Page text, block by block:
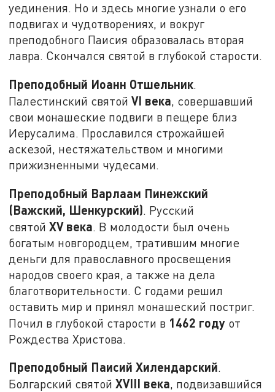
уединения. Но и здесь многие узнали о его
подвигах и чудотворениях, и вокруг
преподобного Паисия образовалась вторая
лавра. Скончался святой в глубокой старости.
Преподобный Иоанн Отшельник.
Палестинский святойVI века, совершавший
свои монашеские подвиги в пещере близ
Иерусалима. Прославился строжайшей
аскезой, нестяжательством и многими
прижизненными чудесами.
Преподобный Варлаам Пинежский
(Важский, Шенкурский) . Русский
святойXVвека . В молодости был очень
богатым новгородцем, тратившим многие
деньги для православного просвещения
народов своего края, а также на дела
благотворительности. С годами решил
оставить мир и принял монашеский постриг.
Почил в глубокой старости в 1462 году от
Рождества Христова.
Преподобный Паисий Хилендарский.
Болгарский святойXVIII века, подвизавшийся